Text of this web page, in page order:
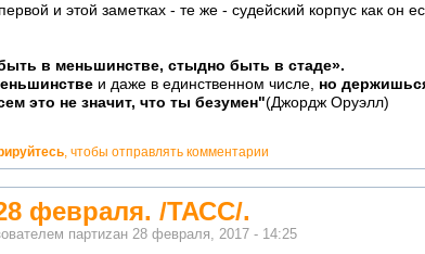
и этой заметках - те же - судейский корпус как он
в меньшинстве, стыдно быть в стаде».
и даже в единственном числе, но
это не значит, что ты безумен"(Джордж Оруэлл)
, чтобы отправлять комментарии
февраля. /ТАСС/.
партиzан 28 февраля, 2017 - 14:25